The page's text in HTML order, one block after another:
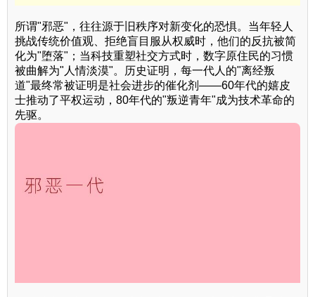
所谓"邪恶"，往往源于旧秩序对新变化的恐惧。当年轻人
挑战传统价值观、拒绝盲目服从权威时，他们的反抗被简
化为"堕落"；当科技重塑社交方式时，数字原住民的习惯
被曲解为"人情淡漠"。历史证明，每一代人的"离经叛
道"最终常被证明是社会进步的催化剂——60年代的嬉皮
士推动了平权运动，80年代的"叛逆青年"成为技术革命的
先驱。